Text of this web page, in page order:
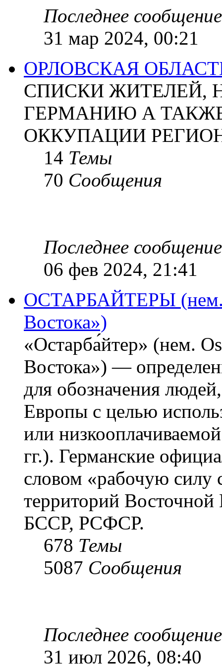
Последнее сообщение
31 мар 2024, 00:21
ОРЛОВСКАЯ
СПИСКИ ЖИТЕЛЕЙ,
ГЕРМАНИЮ А
ОККУПАЦИИ
14 Темы
70 Сообщения
Последнее сообщение
06 фев 2024, 21:41
ОСТАРБАЙТЕРЫ (нем.
Востока»)
«Остарба́йтер» (нем.
Востока») —
для обозначения
Европы с целью
или
гг.). Германские
словом «рабочую силу
территорий
БССР, РСФСР.
678 Темы
5087 Сообщения
Последнее сообщение
31 июл 2026, 08:40